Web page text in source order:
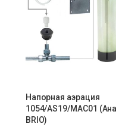
Напорная аэрация
1054/AS19/MAC01
BRIO)